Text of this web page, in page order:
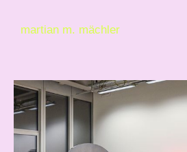
martian m. mächler